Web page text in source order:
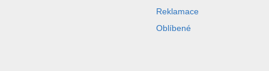
Reklamace
Oblíbené